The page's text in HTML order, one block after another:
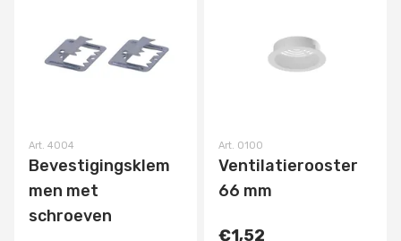
Art. 4004
Bevestigingsklem
men met
schroeven
Art. 0100
Ventilatierooster
66 mm
€1,52